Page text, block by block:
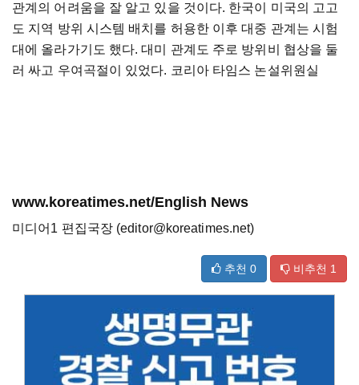
관계의 어려움을 잘 알고 있을 것이다. 한국이 미국의 고고
도 지역 방위 시스템 배치를 허용한 이후 대중 관계는 시험
대에 올라가기도 했다. 대미 관계도 주로 방위비 협상을 둘
러 싸고 우여곡절이 있었다. 코리아 타임스 논설위원실
www.koreatimes.net/English News
미디어1 편집국장 (editor@koreatimes.net)
추천 0 비추천 1